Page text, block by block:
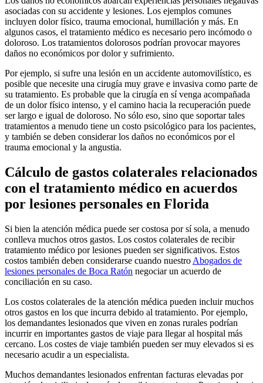
asociadas con su accidente y lesiones. Los ejemplos comunes
incluyen dolor físico, trauma emocional, humillación y más. En
algunos casos, el tratamiento médico es necesario pero incómodo o
doloroso. Los tratamientos dolorosos podrían provocar mayores
daños no económicos por dolor y sufrimiento.
Por ejemplo, si sufre una lesión en un accidente automovilístico, es
posible que necesite una cirugía muy grave e invasiva como parte de
su tratamiento. Es probable que la cirugía en sí venga acompañada
de un dolor físico intenso, y el camino hacia la recuperación puede
ser largo e igual de doloroso. No sólo eso, sino que soportar tales
tratamientos a menudo tiene un costo psicológico para los pacientes,
y también se deben considerar los daños no económicos por el
trauma emocional y la angustia.
Cálculo de gastos colaterales relacionados
con el tratamiento médico en acuerdos
por lesiones personales en Florida
Si bien la atención médica puede ser costosa por sí sola, a menudo
conlleva muchos otros gastos. Los costos colaterales de recibir
tratamiento médico por lesiones pueden ser significativos. Estos
costos también deben considerarse cuando nuestro Abogados de
lesiones personales de Boca Ratón negociar un acuerdo de
conciliación en su caso.
Los costos colaterales de la atención médica pueden incluir muchos
otros gastos en los que incurra debido al tratamiento. Por ejemplo,
los demandantes lesionados que viven en zonas rurales podrían
incurrir en importantes gastos de viaje para llegar al hospital más
cercano. Los costes de viaje también pueden ser muy elevados si es
necesario acudir a un especialista.
Muchos demandantes lesionados enfrentan facturas elevadas por